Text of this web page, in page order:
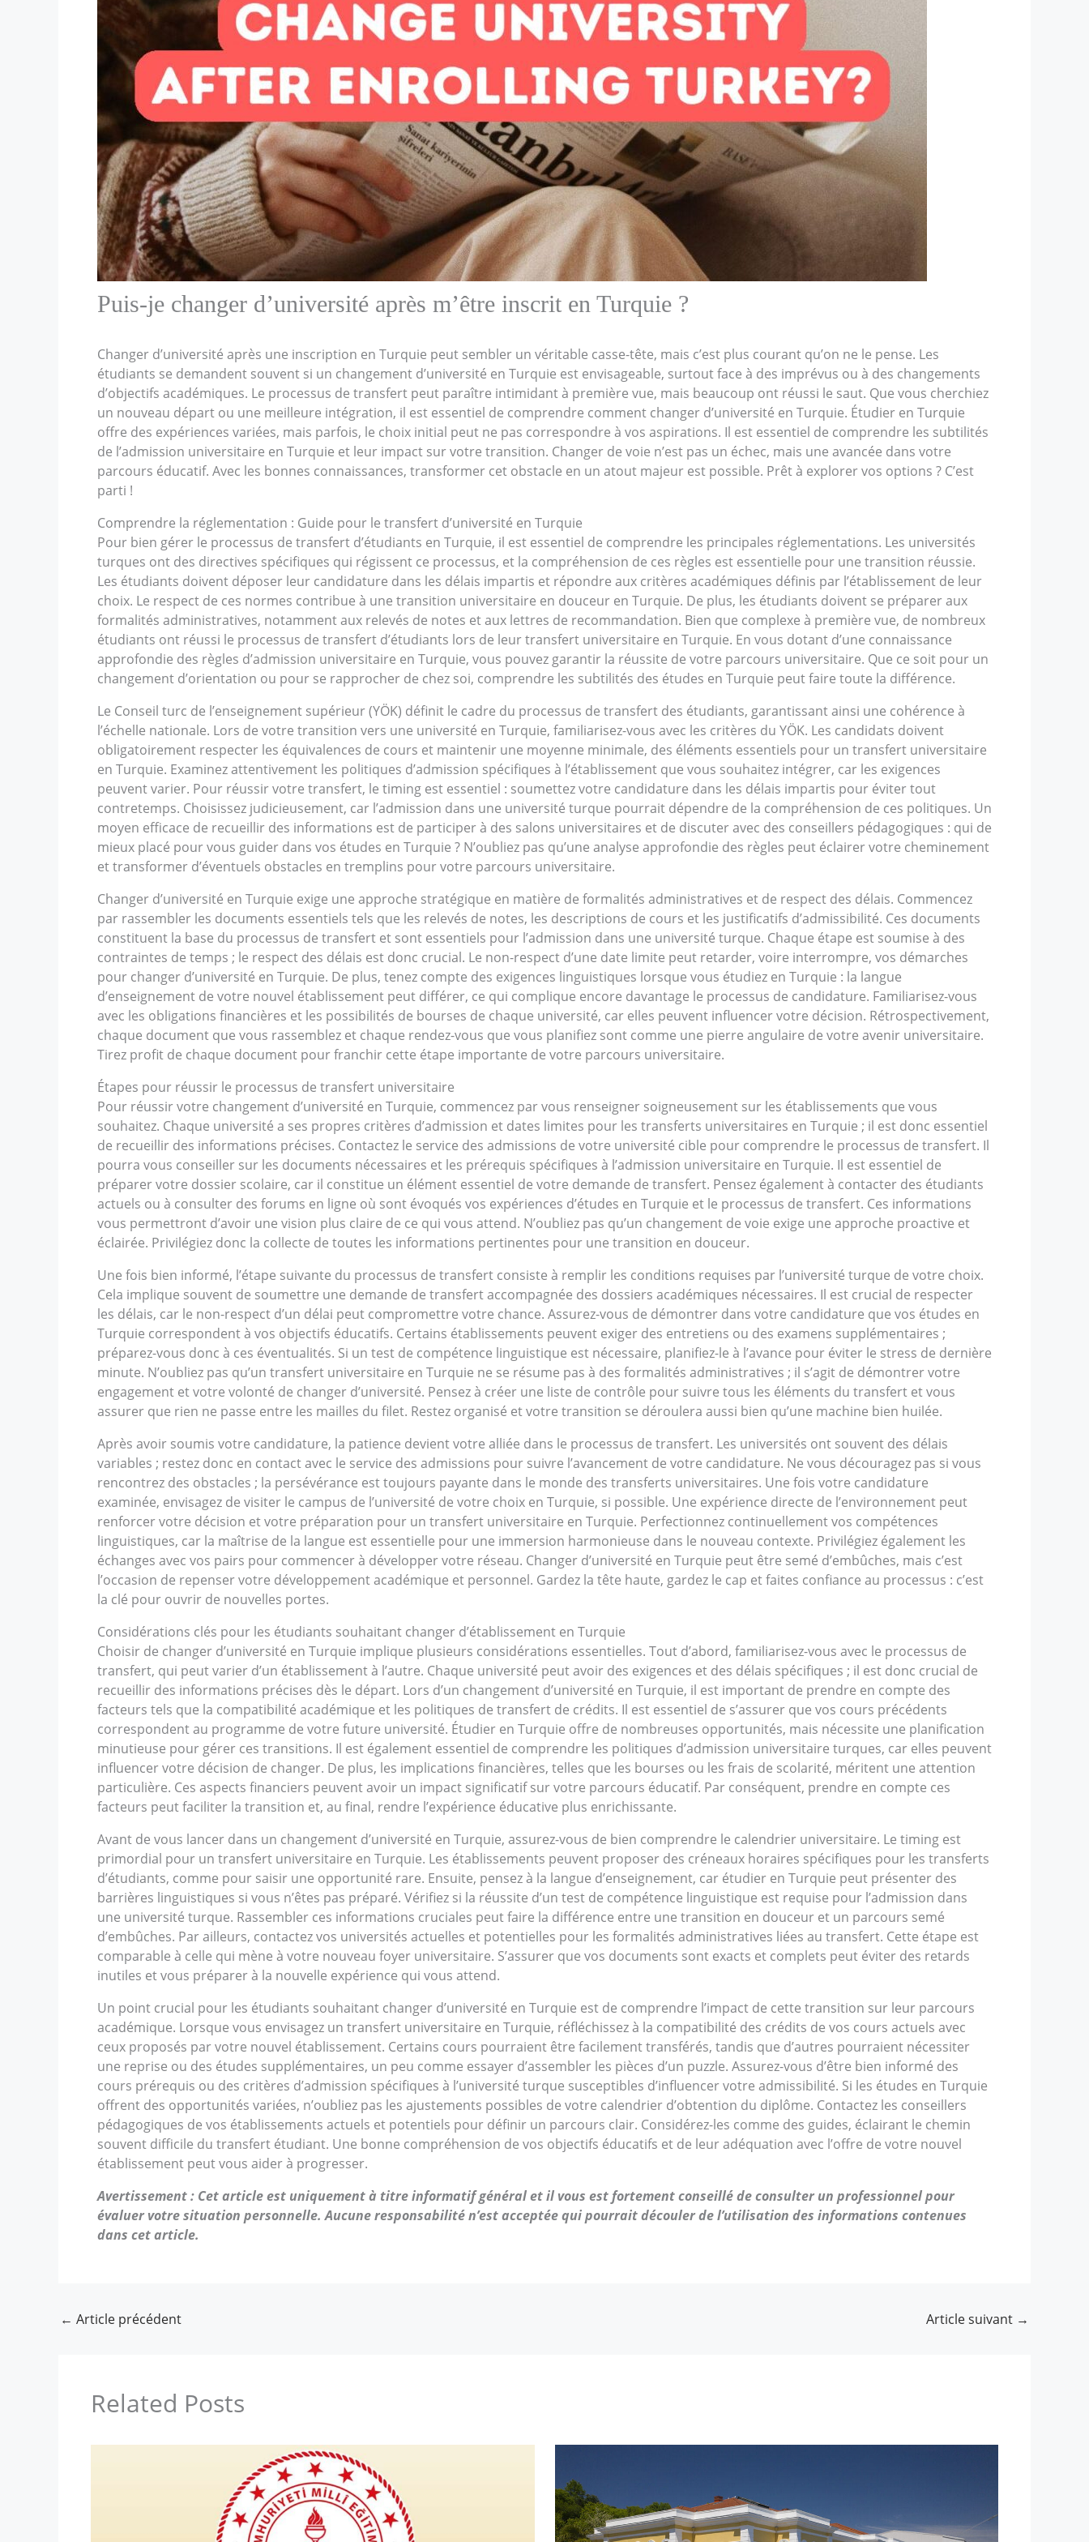
Puis-je changer d’université après m’être inscrit en Turquie ?
Changer d’université après une inscription en Turquie peut sembler un véritable casse-tête, mais c’est plus courant qu’on ne le pense. Les
étudiants se demandent souvent si un changement d’université en Turquie est envisageable, surtout face à des imprévus ou à des changements
d’objectifs académiques. Le processus de transfert peut paraître intimidant à première vue, mais beaucoup ont réussi le saut. Que vous cherchiez
un nouveau départ ou une meilleure intégration, il est essentiel de comprendre comment changer d’université en Turquie. Étudier en Turquie
offre des expériences variées, mais parfois, le choix initial peut ne pas correspondre à vos aspirations. Il est essentiel de comprendre les subtilités
de l’admission universitaire en Turquie et leur impact sur votre transition. Changer de voie n’est pas un échec, mais une avancée dans votre
parcours éducatif. Avec les bonnes connaissances, transformer cet obstacle en un atout majeur est possible. Prêt à explorer vos options ? C’est
parti !
Comprendre la réglementation : Guide pour le transfert d’université en Turquie
Pour bien gérer le processus de transfert d’étudiants en Turquie, il est essentiel de comprendre les principales réglementations. Les universités
turques ont des directives spécifiques qui régissent ce processus, et la compréhension de ces règles est essentielle pour une transition réussie.
Les étudiants doivent déposer leur candidature dans les délais impartis et répondre aux critères académiques définis par l’établissement de leur
choix. Le respect de ces normes contribue à une transition universitaire en douceur en Turquie. De plus, les étudiants doivent se préparer aux
formalités administratives, notamment aux relevés de notes et aux lettres de recommandation. Bien que complexe à première vue, de nombreux
étudiants ont réussi le processus de transfert d’étudiants lors de leur transfert universitaire en Turquie. En vous dotant d’une connaissance
approfondie des règles d’admission universitaire en Turquie, vous pouvez garantir la réussite de votre parcours universitaire. Que ce soit pour un
changement d’orientation ou pour se rapprocher de chez soi, comprendre les subtilités des études en Turquie peut faire toute la différence.
Le Conseil turc de l’enseignement supérieur (YÖK) définit le cadre du processus de transfert des étudiants, garantissant ainsi une cohérence à
l’échelle nationale. Lors de votre transition vers une université en Turquie, familiarisez-vous avec les critères du YÖK. Les candidats doivent
obligatoirement respecter les équivalences de cours et maintenir une moyenne minimale, des éléments essentiels pour un transfert universitaire
en Turquie. Examinez attentivement les politiques d’admission spécifiques à l’établissement que vous souhaitez intégrer, car les exigences
peuvent varier. Pour réussir votre transfert, le timing est essentiel : soumettez votre candidature dans les délais impartis pour éviter tout
contretemps. Choisissez judicieusement, car l’admission dans une université turque pourrait dépendre de la compréhension de ces politiques. Un
moyen efficace de recueillir des informations est de participer à des salons universitaires et de discuter avec des conseillers pédagogiques : qui de
mieux placé pour vous guider dans vos études en Turquie ? N’oubliez pas qu’une analyse approfondie des règles peut éclairer votre cheminement
et transformer d’éventuels obstacles en tremplins pour votre parcours universitaire.
Changer d’université en Turquie exige une approche stratégique en matière de formalités administratives et de respect des délais. Commencez
par rassembler les documents essentiels tels que les relevés de notes, les descriptions de cours et les justificatifs d’admissibilité. Ces documents
constituent la base du processus de transfert et sont essentiels pour l’admission dans une université turque. Chaque étape est soumise à des
contraintes de temps ; le respect des délais est donc crucial. Le non-respect d’une date limite peut retarder, voire interrompre, vos démarches
pour changer d’université en Turquie. De plus, tenez compte des exigences linguistiques lorsque vous étudiez en Turquie : la langue
d’enseignement de votre nouvel établissement peut différer, ce qui complique encore davantage le processus de candidature. Familiarisez-vous
avec les obligations financières et les possibilités de bourses de chaque université, car elles peuvent influencer votre décision. Rétrospectivement,
chaque document que vous rassemblez et chaque rendez-vous que vous planifiez sont comme une pierre angulaire de votre avenir universitaire.
Tirez profit de chaque document pour franchir cette étape importante de votre parcours universitaire.
Étapes pour réussir le processus de transfert universitaire
Pour réussir votre changement d’université en Turquie, commencez par vous renseigner soigneusement sur les établissements que vous
souhaitez. Chaque université a ses propres critères d’admission et dates limites pour les transferts universitaires en Turquie ; il est donc essentiel
de recueillir des informations précises. Contactez le service des admissions de votre université cible pour comprendre le processus de transfert. Il
pourra vous conseiller sur les documents nécessaires et les prérequis spécifiques à l’admission universitaire en Turquie. Il est essentiel de
préparer votre dossier scolaire, car il constitue un élément essentiel de votre demande de transfert. Pensez également à contacter des étudiants
actuels ou à consulter des forums en ligne où sont évoqués vos expériences d’études en Turquie et le processus de transfert. Ces informations
vous permettront d’avoir une vision plus claire de ce qui vous attend. N’oubliez pas qu’un changement de voie exige une approche proactive et
éclairée. Privilégiez donc la collecte de toutes les informations pertinentes pour une transition en douceur.
Une fois bien informé, l’étape suivante du processus de transfert consiste à remplir les conditions requises par l’université turque de votre choix.
Cela implique souvent de soumettre une demande de transfert accompagnée des dossiers académiques nécessaires. Il est crucial de respecter
les délais, car le non-respect d’un délai peut compromettre votre chance. Assurez-vous de démontrer dans votre candidature que vos études en
Turquie correspondent à vos objectifs éducatifs. Certains établissements peuvent exiger des entretiens ou des examens supplémentaires ;
préparez-vous donc à ces éventualités. Si un test de compétence linguistique est nécessaire, planifiez-le à l’avance pour éviter le stress de dernière
minute. N’oubliez pas qu’un transfert universitaire en Turquie ne se résume pas à des formalités administratives ; il s’agit de démontrer votre
engagement et votre volonté de changer d’université. Pensez à créer une liste de contrôle pour suivre tous les éléments du transfert et vous
assurer que rien ne passe entre les mailles du filet. Restez organisé et votre transition se déroulera aussi bien qu’une machine bien huilée.
Après avoir soumis votre candidature, la patience devient votre alliée dans le processus de transfert. Les universités ont souvent des délais
variables ; restez donc en contact avec le service des admissions pour suivre l’avancement de votre candidature. Ne vous découragez pas si vous
rencontrez des obstacles ; la persévérance est toujours payante dans le monde des transferts universitaires. Une fois votre candidature
examinée, envisagez de visiter le campus de l’université de votre choix en Turquie, si possible. Une expérience directe de l’environnement peut
renforcer votre décision et votre préparation pour un transfert universitaire en Turquie. Perfectionnez continuellement vos compétences
linguistiques, car la maîtrise de la langue est essentielle pour une immersion harmonieuse dans le nouveau contexte. Privilégiez également les
échanges avec vos pairs pour commencer à développer votre réseau. Changer d’université en Turquie peut être semé d’embûches, mais c’est
l’occasion de repenser votre développement académique et personnel. Gardez la tête haute, gardez le cap et faites confiance au processus : c’est
la clé pour ouvrir de nouvelles portes.
Considérations clés pour les étudiants souhaitant changer d’établissement en Turquie
Choisir de changer d’université en Turquie implique plusieurs considérations essentielles. Tout d’abord, familiarisez-vous avec le processus de
transfert, qui peut varier d’un établissement à l’autre. Chaque université peut avoir des exigences et des délais spécifiques ; il est donc crucial de
recueillir des informations précises dès le départ. Lors d’un changement d’université en Turquie, il est important de prendre en compte des
facteurs tels que la compatibilité académique et les politiques de transfert de crédits. Il est essentiel de s’assurer que vos cours précédents
correspondent au programme de votre future université. Étudier en Turquie offre de nombreuses opportunités, mais nécessite une planification
minutieuse pour gérer ces transitions. Il est également essentiel de comprendre les politiques d’admission universitaire turques, car elles peuvent
influencer votre décision de changer. De plus, les implications financières, telles que les bourses ou les frais de scolarité, méritent une attention
particulière. Ces aspects financiers peuvent avoir un impact significatif sur votre parcours éducatif. Par conséquent, prendre en compte ces
facteurs peut faciliter la transition et, au final, rendre l’expérience éducative plus enrichissante.
Avant de vous lancer dans un changement d’université en Turquie, assurez-vous de bien comprendre le calendrier universitaire. Le timing est
primordial pour un transfert universitaire en Turquie. Les établissements peuvent proposer des créneaux horaires spécifiques pour les transferts
d’étudiants, comme pour saisir une opportunité rare. Ensuite, pensez à la langue d’enseignement, car étudier en Turquie peut présenter des
barrières linguistiques si vous n’êtes pas préparé. Vérifiez si la réussite d’un test de compétence linguistique est requise pour l’admission dans
une université turque. Rassembler ces informations cruciales peut faire la différence entre une transition en douceur et un parcours semé
d’embûches. Par ailleurs, contactez vos universités actuelles et potentielles pour les formalités administratives liées au transfert. Cette étape est
comparable à celle qui mène à votre nouveau foyer universitaire. S’assurer que vos documents sont exacts et complets peut éviter des retards
inutiles et vous préparer à la nouvelle expérience qui vous attend.
Un point crucial pour les étudiants souhaitant changer d’université en Turquie est de comprendre l’impact de cette transition sur leur parcours
académique. Lorsque vous envisagez un transfert universitaire en Turquie, réfléchissez à la compatibilité des crédits de vos cours actuels avec
ceux proposés par votre nouvel établissement. Certains cours pourraient être facilement transférés, tandis que d’autres pourraient nécessiter
une reprise ou des études supplémentaires, un peu comme essayer d’assembler les pièces d’un puzzle. Assurez-vous d’être bien informé des
cours prérequis ou des critères d’admission spécifiques à l’université turque susceptibles d’influencer votre admissibilité. Si les études en Turquie
offrent des opportunités variées, n’oubliez pas les ajustements possibles de votre calendrier d’obtention du diplôme. Contactez les conseillers
pédagogiques de vos établissements actuels et potentiels pour définir un parcours clair. Considérez-les comme des guides, éclairant le chemin
souvent difficile du transfert étudiant. Une bonne compréhension de vos objectifs éducatifs et de leur adéquation avec l’offre de votre nouvel
établissement peut vous aider à progresser.
Avertissement : Cet article est uniquement à titre informatif général et il vous est fortement conseillé de consulter un professionnel pour
évaluer votre situation personnelle. Aucune responsabilité n’est acceptée qui pourrait découler de l’utilisation des informations contenues
dans cet article.
← Article précédent Article suivant →
Related Posts